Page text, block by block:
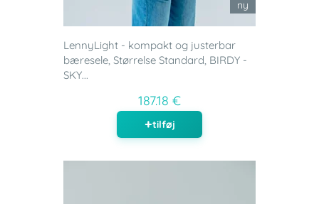
ny
LennyLight - kompakt og justerbar
bæresele, Størrelse Standard, BIRDY -
SKY...
187.18 €
tilføj